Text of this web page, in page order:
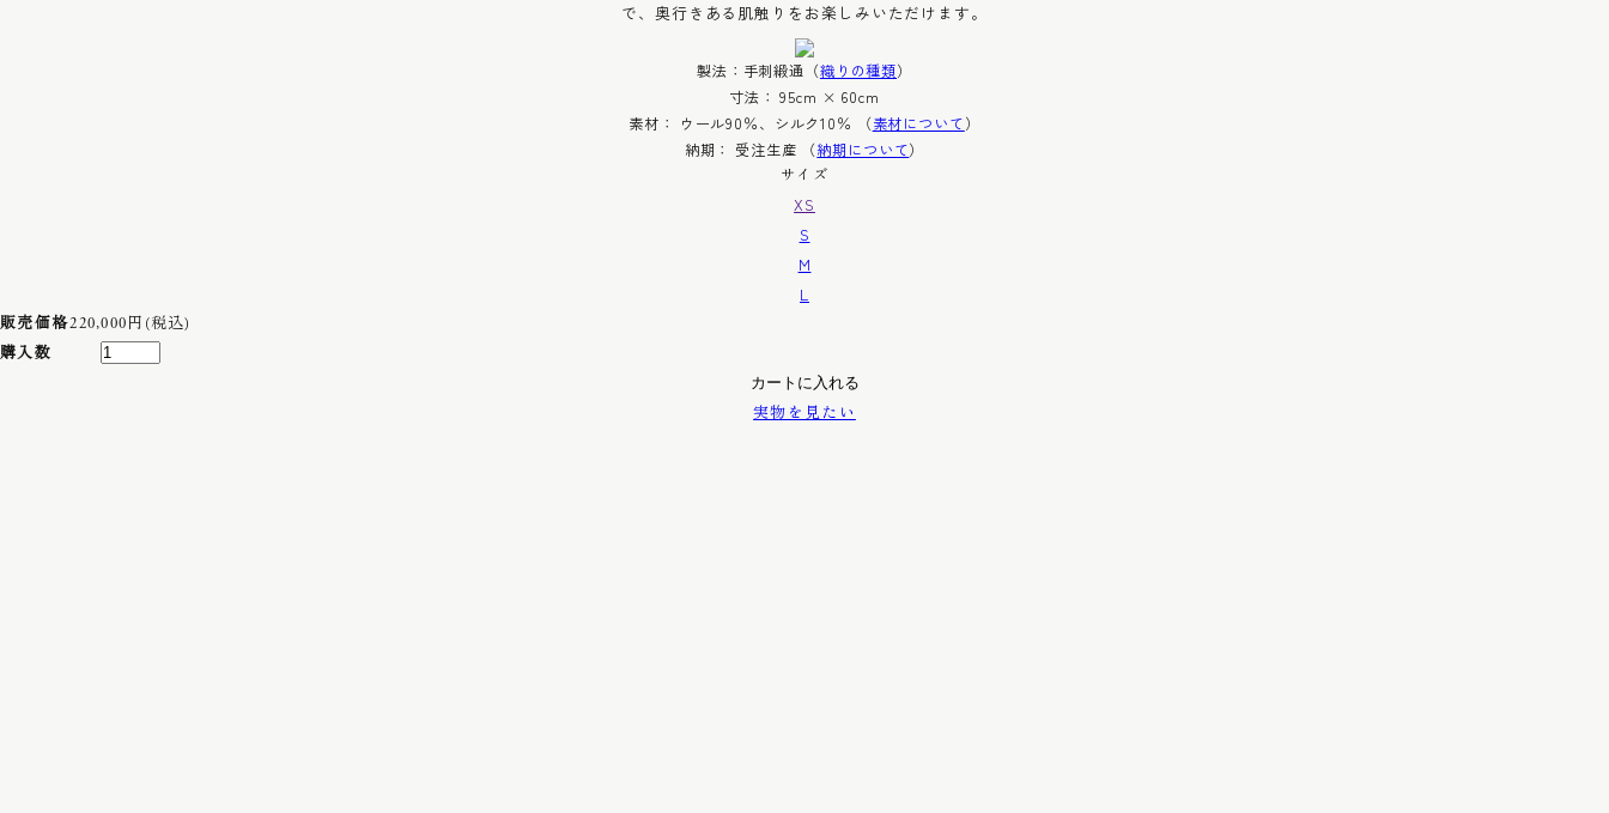
で、奥行きある肌触りをお楽しみいただけます。
製法：手刺緞通（織りの種類）
寸法： 95cm × 60cm
素材： ウール90％、シルク10％ （素材について）
納期： 受注生産 （納期について）
サイズ
XS
S
M
L
販売価格220,000円(税込)
購入数
実物を見たい